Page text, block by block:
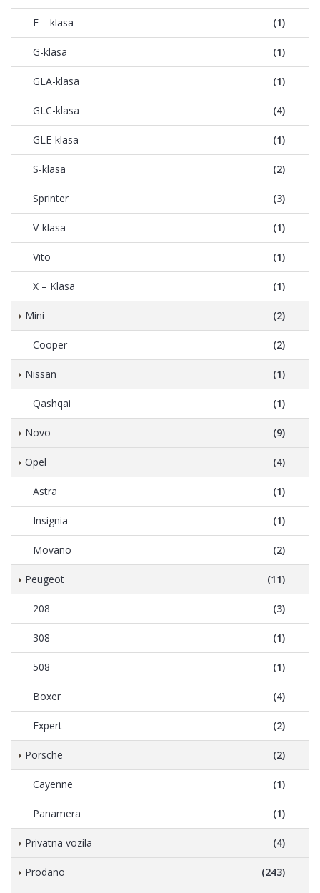
E – klasa (1)
G-klasa (1)
GLA-klasa (1)
GLC-klasa (4)
GLE-klasa (1)
S-klasa (2)
Sprinter (3)
V-klasa (1)
Vito (1)
X – Klasa (1)
Mini (2)
Cooper (2)
Nissan (1)
Qashqai (1)
Novo (9)
Opel (4)
Astra (1)
Insignia (1)
Movano (2)
Peugeot (11)
208 (3)
308 (1)
508 (1)
Boxer (4)
Expert (2)
Porsche (2)
Cayenne (1)
Panamera (1)
Privatna vozila (4)
Prodano (243)